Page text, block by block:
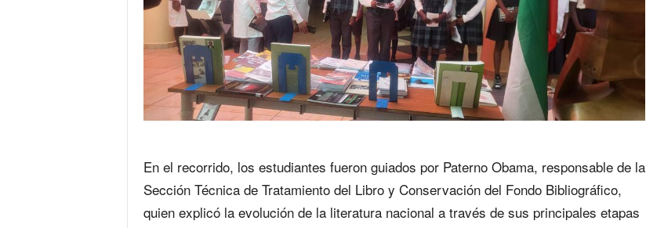
En el recorrido, los estudiantes fueron guiados por Paterno Obama, responsable de la
Sección Técnica de Tratamiento del Libro y Conservación del Fondo Bibliográfico,
quien explicó la evolución de la literatura nacional a través de sus principales etapas